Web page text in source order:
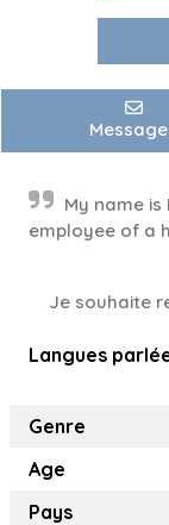
My name
employee of a
Je souhaite
Langues
Genre
Age
Pays